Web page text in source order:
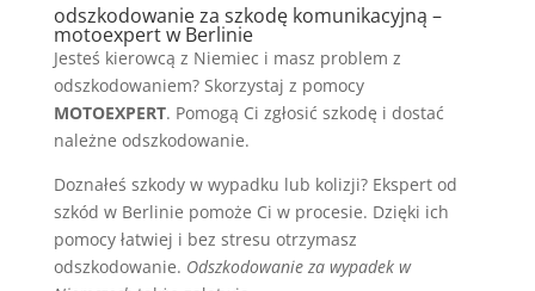
odszkodowanie za szkodę komunikacyjną –
motoexpert w Berlinie
Jesteś kierowcą z Niemiec i masz problem z
odszkodowaniem? Skorzystaj z pomocy
MOTOEXPERT. Pomogą Ci zgłosić szkodę i dostać
należne odszkodowanie.
Doznałeś szkody w wypadku lub kolizji? Ekspert od
szkód w Berlinie pomoże Ci w procesie. Dzięki ich
pomocy łatwiej i bez stresu otrzymasz
odszkodowanie. Odszkodowanie za wypadek w